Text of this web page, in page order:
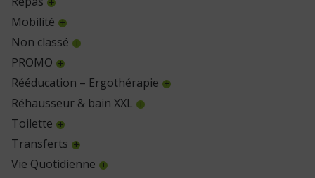
Mobilité
Non classé
PROMO
Rééducation – Ergothérapie
Réhausseur & bain XXL
Toilette
Transferts
Vie Quotidienne